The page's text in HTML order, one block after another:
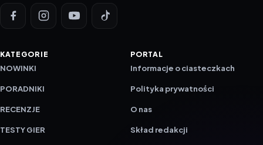
KATEGORIE
NOWINKI
PORADNIKI
RECENZJE
TESTY GIER
PORTAL
Informacje o ciasteczkach
Polityka prywatności
O nas
Skład redakcji